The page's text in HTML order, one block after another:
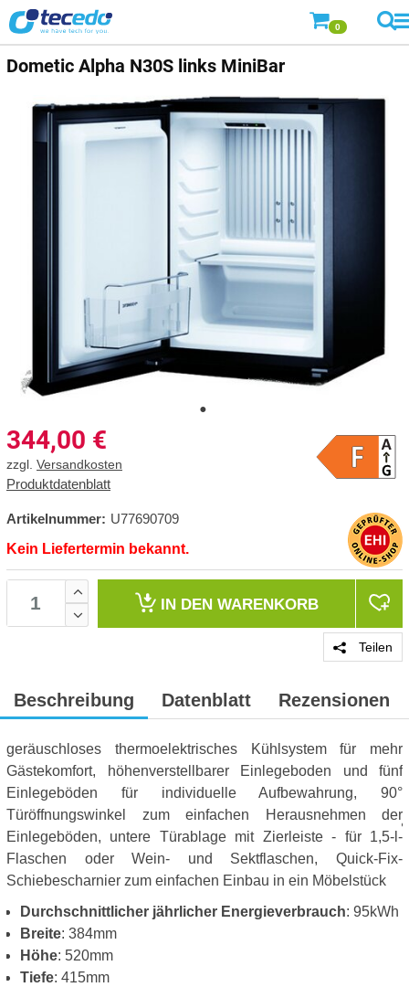
0
Dometic Alpha N30S links MiniBar
344,00 €
zzgl. Versandkosten
Produktdatenblatt
Artikelnummer: U77690709
Kein Liefertermin bekannt.
IN DEN WARENKORB
Teilen
Beschreibung Datenblatt Rezensionen
geräuschloses thermoelektrisches Kühlsystem für mehr
Gästekomfort, höhenverstellbarer Einlegeboden und fünf
Einlegeböden für individuelle Aufbewahrung, 90°
Türöffnungswinkel zum einfachen Herausnehmen der
Einlegeböden, untere Türablage mit Zierleiste - für 1,5-l-
Flaschen oder Wein- und Sektflaschen, Quick-Fix-
Schiebescharnier zum einfachen Einbau in ein Möbelstück
Durchschnittlicher jährlicher Energieverbrauch: 95kWh
Breite: 384mm
Höhe: 520mm
Tiefe: 415mm